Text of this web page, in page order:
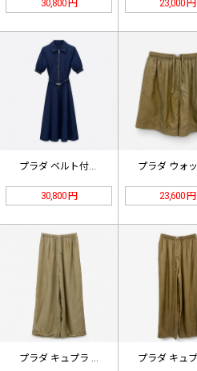
30,800 円 23,000 円
プラダ ベルト付き コットンシャツド…
30,800 円 23,600 円
プラダ キュプラ ストレートパンツ …